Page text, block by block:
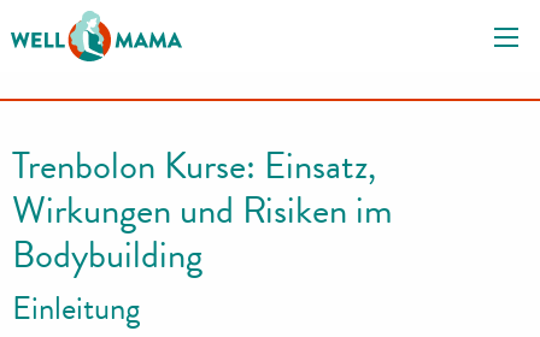
p
Trenbolon Kurse: Einsatz,
Wirkungen und Risiken im
Bodybuilding
Einleitung